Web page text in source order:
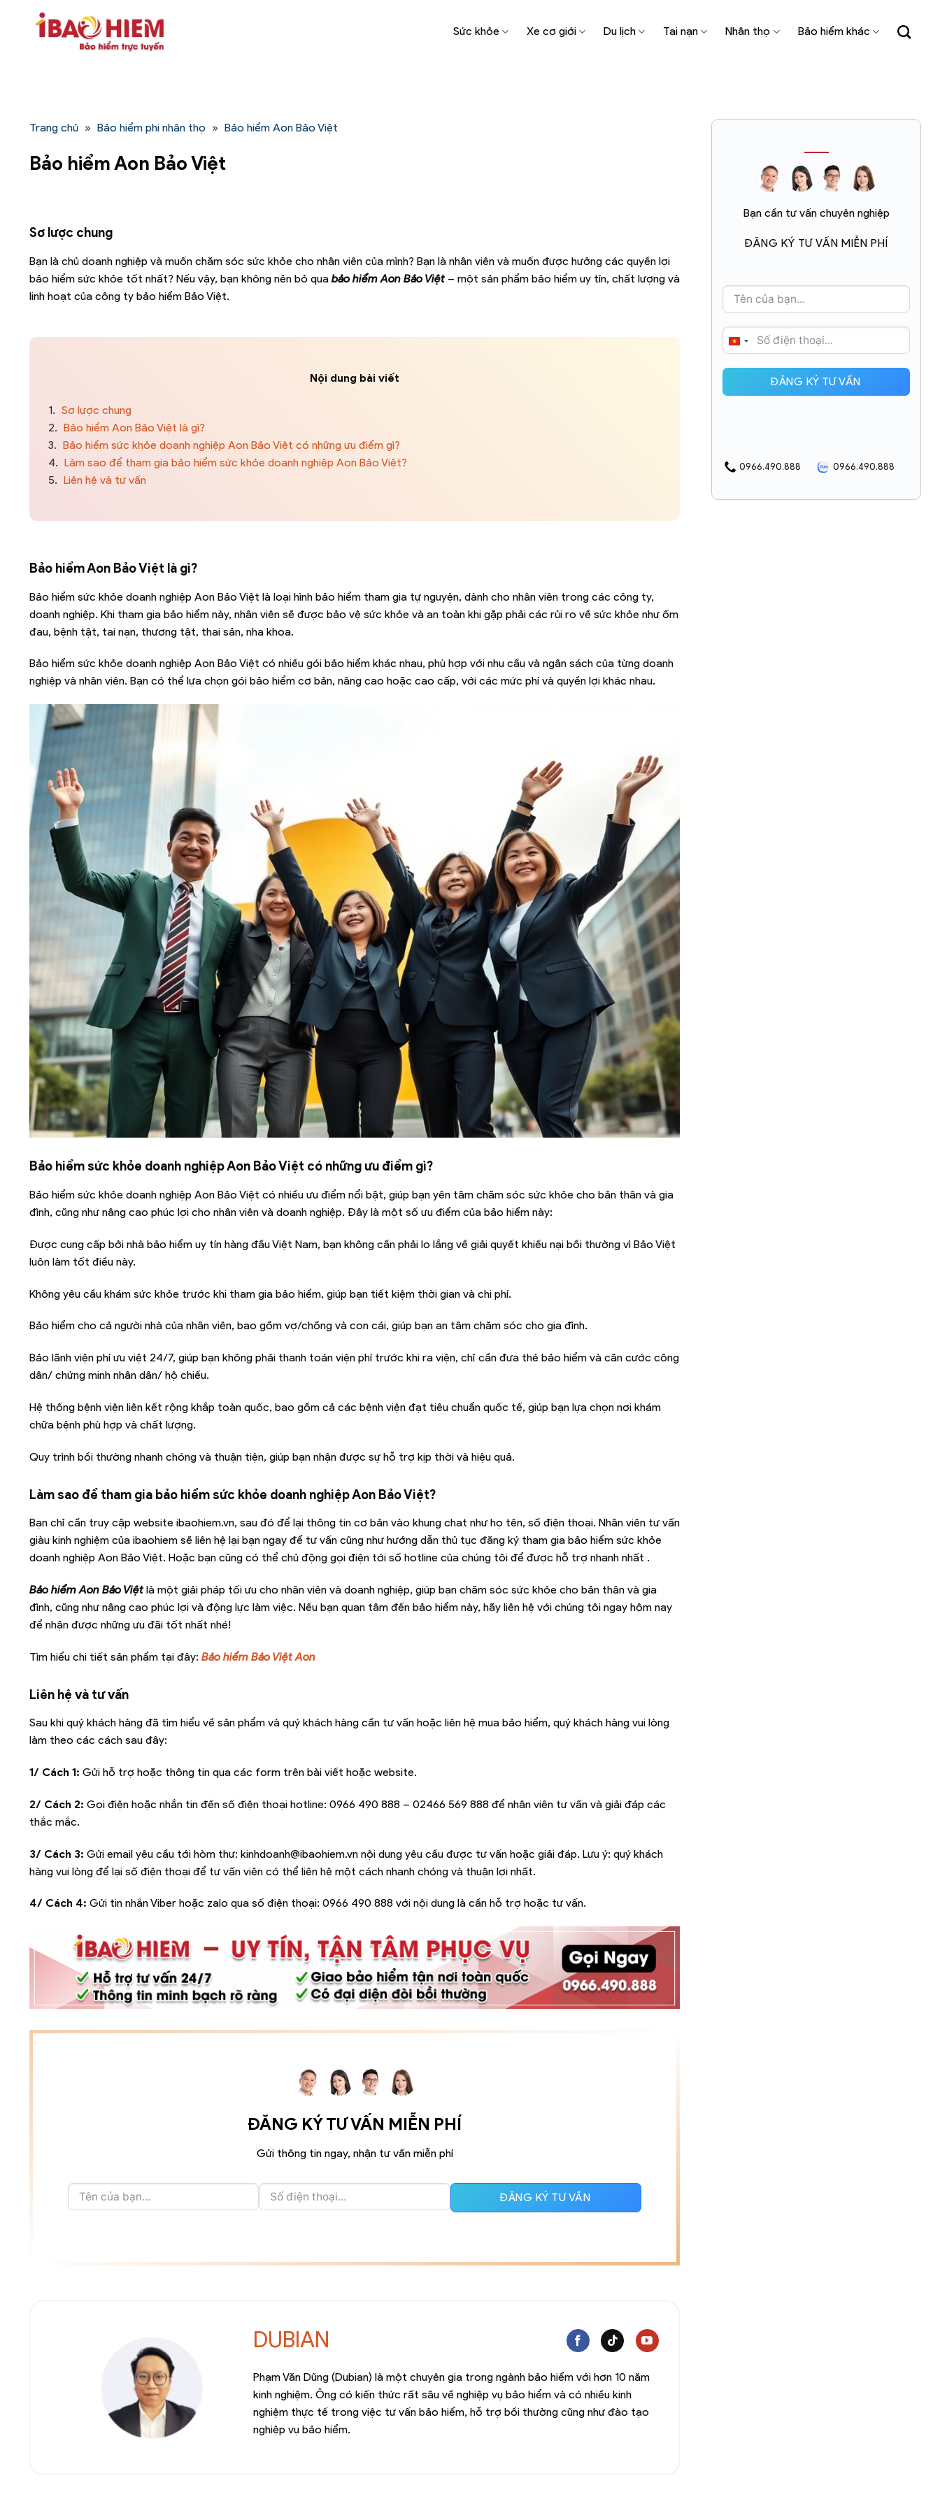
Sức khỏe Xe cơ giới Du lịch Tai nạn Nhân thọ Bảo hiểm khác
Trang chủ » Bảo hiểm phi nhân thọ » Bảo hiểm Aon Bảo Việt
Bảo hiểm Aon Bảo Việt
Sơ lược chung
Bạn là chủ doanh nghiệp và muốn chăm sóc sức khỏe cho nhân viên của mình? Bạn là nhân viên và muốn được hưởng các quyền lợi
bảo hiểm sức khỏe tốt nhất? Nếu vậy, bạn không nên bỏ qua bảo hiểm Aon Bảo Việt– một sản phẩm bảo hiểm uy tín, chất lượng và
linh hoạt của công ty bảo hiểm Bảo Việt.
Nội dung bài viết
1. Sơ lược chung
2. Bảo hiểm Aon Bảo Việt là gì?
3. Bảo hiểm sức khỏe doanh nghiệp Aon Bảo Việt có những ưu điểm gì?
4. Làm sao để tham gia bảo hiểm sức khỏe doanh nghiệp Aon Bảo Việt?
5. Liên hệ và tư vấn
Bảo hiểm Aon Bảo Việt là gì?
Bảo hiểm sức khỏe doanh nghiệp Aon Bảo Việt là loại hình bảo hiểm tham gia tự nguyện, dành cho nhân viên trong các công ty,
doanh nghiệp. Khi tham gia bảo hiểm này, nhân viên sẽ được bảo vệ sức khỏe và an toàn khi gặp phải các rủi ro về sức khỏe như ốm
đau, bệnh tật, tai nạn, thương tật, thai sản, nha khoa.
Bảo hiểm sức khỏe doanh nghiệp Aon Bảo Việt có nhiều gói bảo hiểm khác nhau, phù hợp với nhu cầu và ngân sách của từng doanh
nghiệp và nhân viên. Bạn có thể lựa chọn gói bảo hiểm cơ bản, nâng cao hoặc cao cấp, với các mức phí và quyền lợi khác nhau.
Bảo hiểm sức khỏe doanh nghiệp Aon Bảo Việt có những ưu điểm gì?
Bảo hiểm sức khỏe doanh nghiệp Aon Bảo Việt có nhiều ưu điểm nổi bật, giúp bạn yên tâm chăm sóc sức khỏe cho bản thân và gia
đình, cũng như nâng cao phúc lợi cho nhân viên và doanh nghiệp. Đây là một số ưu điểm của bảo hiểm này:
Được cung cấp bởi nhà bảo hiểm uy tín hàng đầu Việt Nam, bạn không cần phải lo lắng về giải quyết khiếu nại bồi thường vì Bảo Việt
luôn làm tốt điều này.
Không yêu cầu khám sức khỏe trước khi tham gia bảo hiểm, giúp bạn tiết kiệm thời gian và chi phí.
Bảo hiểm cho cả người nhà của nhân viên, bao gồm vợ/chồng và con cái, giúp bạn an tâm chăm sóc cho gia đình.
Bảo lãnh viện phí ưu việt 24/7, giúp bạn không phải thanh toán viện phí trước khi ra viện, chỉ cần đưa thẻ bảo hiểm và căn cước công
dân/ chứng minh nhân dân/ hộ chiếu.
Hệ thống bệnh viện liên kết rộng khắp toàn quốc, bao gồm cả các bệnh viện đạt tiêu chuẩn quốc tế, giúp bạn lựa chọn nơi khám
chữa bệnh phù hợp và chất lượng.
Quy trình bồi thường nhanh chóng và thuận tiện, giúp bạn nhận được sự hỗ trợ kịp thời và hiệu quả.
Làm sao để tham gia bảo hiểm sức khỏe doanh nghiệp Aon Bảo Việt?
Bạn chỉ cần truy cập website ibaohiem.vn, sau đó để lại thông tin cơ bản vào khung chat như họ tên, số điện thoại. Nhân viên tư vấn
giàu kinh nghiệm của ibaohiem sẽ liên hệ lại bạn ngay để tư vấn cũng như hướng dẫn thủ tục đăng ký tham gia bảo hiểm sức khỏe
doanh nghiệp Aon Bảo Việt. Hoặc bạn cũng có thể chủ động gọi điện tới số hotline của chúng tôi để được hỗ trợ nhanh nhất .
Bảo hiểm Aon Bảo Việtlà một giải pháp tối ưu cho nhân viên và doanh nghiệp, giúp bạn chăm sóc sức khỏe cho bản thân và gia
đình, cũng như nâng cao phúc lợi và động lực làm việc. Nếu bạn quan tâm đến bảo hiểm này, hãy liên hệ với chúng tôi ngay hôm nay
để nhận được những ưu đãi tốt nhất nhé!
Tìm hiểu chi tiết sản phẩm tại đây: Bảo hiểm Bảo Việt Aon
Liên hệ và tư vấn
Sau khi quý khách hàng đã tìm hiểu về sản phẩm và quý khách hàng cần tư vấn hoặc liên hệ mua bảo hiểm, quý khách hàng vui lòng
làm theo các cách sau đây:
1/ Cách 1: Gửi hỗ trợ hoặc thông tin qua các form trên bài viết hoặc website.
2/ Cách 2: Gọi điện hoặc nhắn tin đến số điện thoại hotline: 0966 490 888 – 02466 569 888 để nhân viên tư vấn và giải đáp các
thắc mắc.
3/ Cách 3: Gửi email yêu cầu tới hòm thư: kinhdoanh@ibaohiem.vn nội dung yêu cầu được tư vấn hoặc giải đáp. Lưu ý: quý khách
hàng vui lòng để lại số điện thoại để tư vấn viên có thể liên hệ một cách nhanh chóng và thuận lợi nhất.
4/ Cách 4: Gửi tin nhắn Viber hoặc zalo qua số điện thoại: 0966 490 888 với nội dung là cần hỗ trợ hoặc tư vấn.
ĐĂNG KÝ TƯ VẤN MIỄN PHÍ
Gửi thông tin ngay, nhận tư vấn miễn phí
ĐĂNG KÝ TƯ VẤN
DUBIAN
Phạm Văn Dũng (Dubian) là một chuyên gia trong ngành bảo hiểm với hơn 10 năm
kinh nghiệm. Ông có kiến thức rất sâu về nghiệp vụ bảo hiểm và có nhiều kinh
nghiệm thực tế trong việc tư vấn bảo hiểm, hỗ trợ bồi thường cũng như đào tạo
nghiệp vụ bảo hiểm.
Bạn cần tư vấn chuyên nghiệp
ĐĂNG KÝ TƯ VẤN MIỄN PHÍ
VIETNAM
ĐĂNG KÝ TƯ VẤN
0966.490.888 0966.490.888